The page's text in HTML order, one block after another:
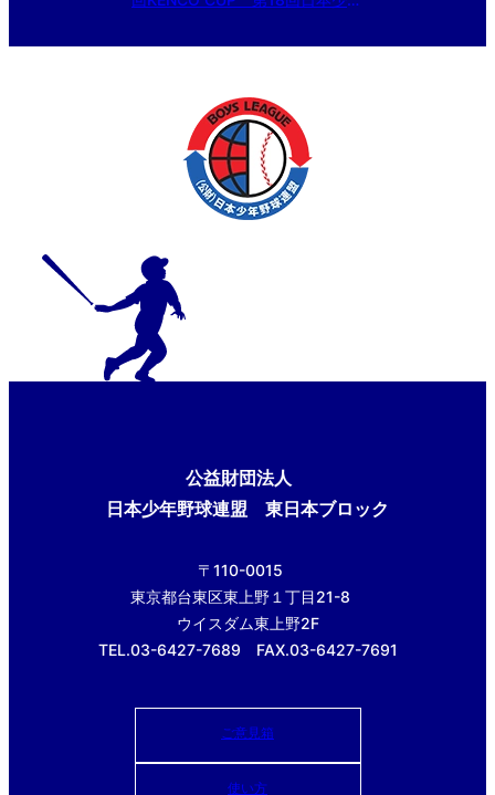
日本選抜大会予選等）
公益財団法人
日本少年野球連盟 東日本ブロック
〒110-0015
東京都台東区東上野１丁目21-8
ウイスダム東上野2F
TEL.03-6427-7689 FAX.03-6427-7691
ご意見箱
使い方